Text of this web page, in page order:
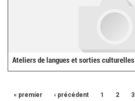
Ateliers de langues et sorties culturelles
« premier ‹ précédent 1 2 3